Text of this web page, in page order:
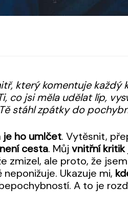
který komentuje
co jsi měla udělat líp,
stáhl zpátky do
je ho umlčet. Vytěsnit,
cesta. Můj vnitřní kritik
zmizel, ale proto, že
neponižuje. Ukazuje mi,
A to je